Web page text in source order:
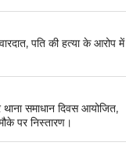
पति की हत्या के आरोप में
समाधान दिवस आयोजित,
पर निस्तारण।